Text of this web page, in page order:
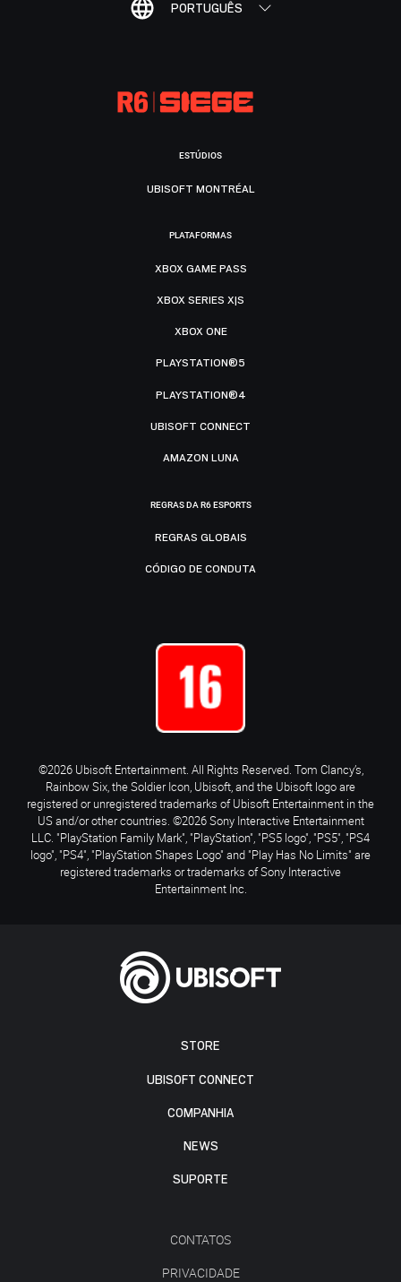
PORTUGUÊS
STORE
UBISOFT CONNECT
COMPANHIA
NEWS
SUPORTE
CONTATOS
PRIVACIDADE
ESTÚDIOS
UBISOFT MONTRÉAL
PLATAFORMAS
XBOX GAME PASS
XBOX SERIES X|S
XBOX ONE
PLAYSTATION®5
PLAYSTATION®4
UBISOFT CONNECT
AMAZON LUNA
REGRAS DA R6 ESPORTS
REGRAS GLOBAIS
CÓDIGO DE CONDUTA
©2026 Ubisoft Entertainment. All Rights Reserved. Tom Clancy’s,
Rainbow Six, the Soldier Icon, Ubisoft, and the Ubisoft logo are
registered or unregistered trademarks of Ubisoft Entertainment in the
US and/or other countries. ©2026 Sony Interactive Entertainment
LLC. "PlayStation Family Mark", "PlayStation", "PS5 logo", "PS5", "PS4
logo", "PS4", "PlayStation Shapes Logo" and "Play Has No Limits" are
registered trademarks or trademarks of Sony Interactive
Entertainment Inc.